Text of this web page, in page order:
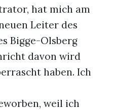
hat mich am
Leiter des
Bigge-Olsberg
davon wird
haben. Ich
weil ich